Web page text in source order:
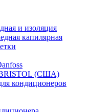
и изоляция
капилярная
(США)
кондиционеров